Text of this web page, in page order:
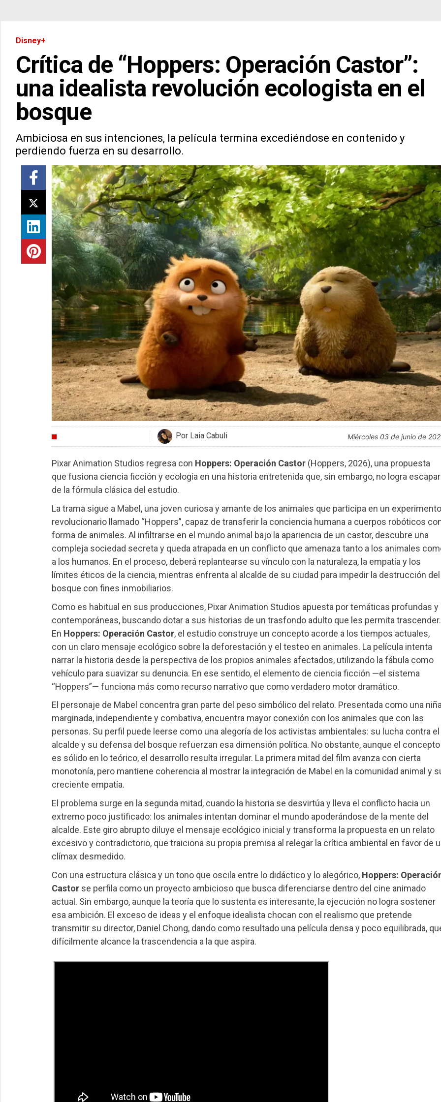
Disney+
Crítica de “Hoppers: Operación Castor”:
una idealista revolución ecologista en el
bosque
Ambiciosa en sus intenciones, la película termina excediéndose en contenido y
perdiendo fuerza en su desarrollo.
Por Laia Cabuli miércoles 03 de junio de
Pixar Animation Studios regresa con Hoppers: Operación Castor (Hoppers, 2026), una propuesta
que fusiona ciencia ficción y ecología en una historia entretenida que, sin embargo, no logra escapar
de la fórmula clásica del estudio.
La trama sigue a Mabel, una joven curiosa y amante de los animales que participa en un experimento
revolucionario llamado “Hoppers”, capaz de transferir la conciencia humana a cuerpos robóticos
forma de animales. Al infiltrarse en el mundo animal bajo la apariencia de un castor, descubre una
compleja sociedad secreta y queda atrapada en un conflicto que amenaza tanto a los animales
a los humanos. En el proceso, deberá replantearse su vínculo con la naturaleza, la empatía y los
límites éticos de la ciencia, mientras enfrenta al alcalde de su ciudad para impedir la destrucción del
bosque con fines inmobiliarios.
Como es habitual en sus producciones, Pixar Animation Studios apuesta por temáticas profundas y
contemporáneas, buscando dotar a sus historias de un trasfondo adulto que les permita trascender.
En Hoppers: Operación Castor, el estudio construye un concepto acorde a los tiempos actuales,
con un claro mensaje ecológico sobre la deforestación y el testeo en animales. La película intenta
narrar la historia desde la perspectiva de los propios animales afectados, utilizando la fábula como
vehículo para suavizar su denuncia. En ese sentido, el elemento de ciencia ficción —el sistema
“Hoppers”— funciona más como recurso narrativo que como verdadero motor dramático.
El personaje de Mabel concentra gran parte del peso simbólico del relato. Presentada como una
marginada, independiente y combativa, encuentra mayor conexión con los animales que con las
personas. Su perfil puede leerse como una alegoría de los activistas ambientales: su lucha contra el
alcalde y su defensa del bosque refuerzan esa dimensión política. No obstante, aunque el concepto
es sólido en lo teórico, el desarrollo resulta irregular. La primera mitad del film avanza con cierta
monotonía, pero mantiene coherencia al mostrar la integración de Mabel en la comunidad animal y
creciente empatía.
El problema surge en la segunda mitad, cuando la historia se desvirtúa y lleva el conflicto hacia un
extremo poco justificado: los animales intentan dominar el mundo apoderándose de la mente del
alcalde. Este giro abrupto diluye el mensaje ecológico inicial y transforma la propuesta en un relato
excesivo y contradictorio, que traiciona su propia premisa al relegar la crítica ambiental en favor de
clímax desmedido.
Con una estructura clásica y un tono que oscila entre lo didáctico y lo alegórico, Hoppers:
Castorse perfila como un proyecto ambicioso que busca diferenciarse dentro del cine animado
actual. Sin embargo, aunque la teoría que lo sustenta es interesante, la ejecución no logra sostener
esa ambición. El exceso de ideas y el enfoque idealista chocan con el realismo que pretende
transmitir su director, Daniel Chong, dando como resultado una película densa y poco equilibrada,
difícilmente alcance la trascendencia a la que aspira.